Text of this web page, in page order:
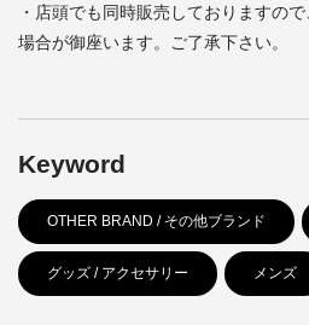
・店頭でも同時販売しておりますの
場合が御座います。ご了承下さい。
Keyword
OTHER BRAND / その他ブランド
グッズ / アクセサリー メンズ